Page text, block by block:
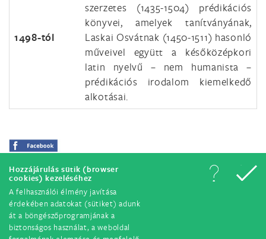
Hozzájárulás sütik (browser
cookies) kezeléséhez
A felhasználói élmény javítása
érdekében adatokat (sütiket) adunk
át a böngészőprogramjának a
biztonságos használat, a weboldal
1498-tól
szerzetes (1435-1504) prédikációs
könyvei, amelyek tanítványának,
Laskai Osvátnak (1450-1511) hasonló
műveivel együtt a későközépkori
latin nyelvű – nem humanista –
prédikációs irodalom kiemelkedő
alkotásai.